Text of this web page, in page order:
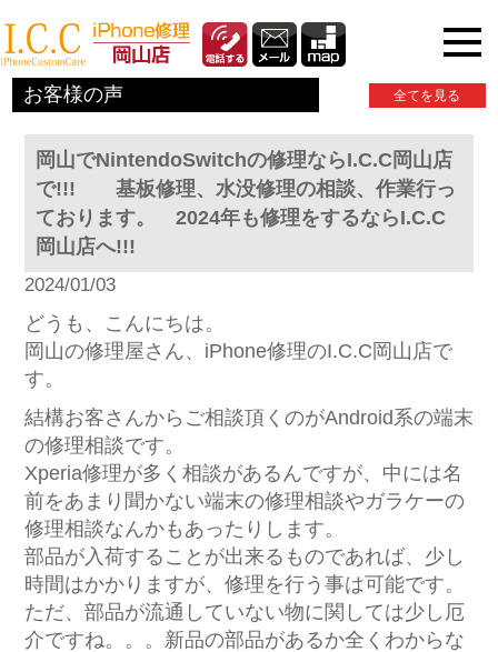
お客様の声 全てを見る
岡山でNintendoSwitchの修理ならI.C.C岡山店
で!!! 基板修理、水没修理の相談、作業行っ
ております。 2024年も修理をするならI.C.C
岡山店へ!!!
2024/01/03
どうも、こんにちは。
岡山の修理屋さん、iPhone修理のI.C.C岡山店で
す。
結構お客さんからご相談頂くのがAndroid系の端末
の修理相談です。
Xperia修理が多く相談があるんですが、中には名
前をあまり聞かない端末の修理相談やガラケーの
修理相談なんかもあったりします。
部品が入荷することが出来るものであれば、少し
時間はかかりますが、修理を行う事は可能です。
ただ、部品が流通していない物に関しては少し厄
介ですね。。。新品の部品があるか全くわからな